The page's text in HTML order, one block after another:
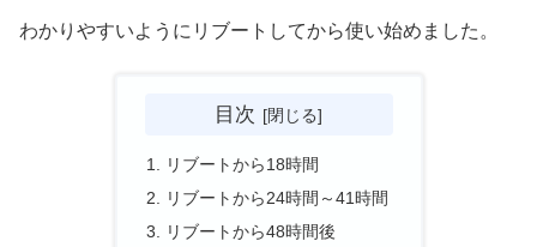
わかりやすいようにリブートしてから使い始めました。
目次
リブートから18時間
リブートから24時間～41時間
リブートから48時間後